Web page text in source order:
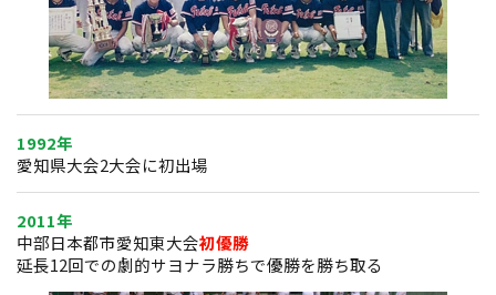
1992年
愛知県大会2大会に初出場
2011年
中部日本都市愛知東大会初優勝
延長12回での劇的サヨナラ勝ちで優勝を勝ち取る